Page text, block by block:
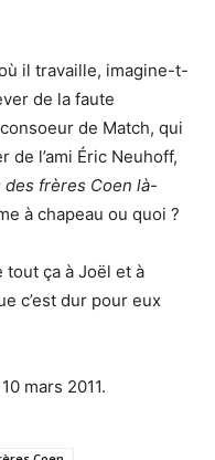
il travaille, imagine-t-
de la faute
de Match, qui
de l’ami Éric Neuhoff,
des frères Coen là-
à chapeau ou quoi ?
tout ça à Joël et à
c’est dur pour eux
mars 2011.